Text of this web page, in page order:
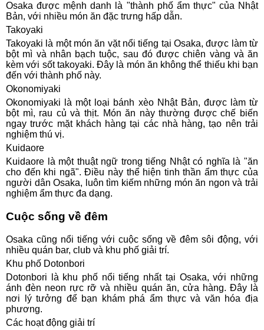
Osaka được mệnh danh là "thành phố ẩm thực" của Nhật
Bản, với nhiều món ăn đặc trưng hấp dẫn.
Takoyaki
Takoyaki là một món ăn vặt nổi tiếng tại Osaka, được làm từ
bột mì và nhân bạch tuộc, sau đó được chiên vàng và ăn
kèm với sốt takoyaki. Đây là món ăn không thể thiếu khi bạn
đến với thành phố này.
Okonomiyaki
Okonomiyaki là một loại bánh xèo Nhật Bản, được làm từ
bột mì, rau củ và thịt. Món ăn này thường được chế biến
ngay trước mặt khách hàng tại các nhà hàng, tạo nên trải
nghiệm thú vị.
Kuidaore
Kuidaore là một thuật ngữ trong tiếng Nhật có nghĩa là "ăn
cho đến khi ngã". Điều này thể hiện tinh thần ẩm thực của
người dân Osaka, luôn tìm kiếm những món ăn ngon và trải
nghiệm ẩm thực đa dạng.
Cuộc sống về đêm
Osaka cũng nổi tiếng với cuộc sống về đêm sôi động, với
nhiều quán bar, club và khu phố giải trí.
Khu phố Dotonbori
Dotonbori là khu phố nổi tiếng nhất tại Osaka, với những
ánh đèn neon rực rỡ và nhiều quán ăn, cửa hàng. Đây là
nơi lý tưởng để bạn khám phá ẩm thực và văn hóa địa
phương.
Các hoạt động giải trí